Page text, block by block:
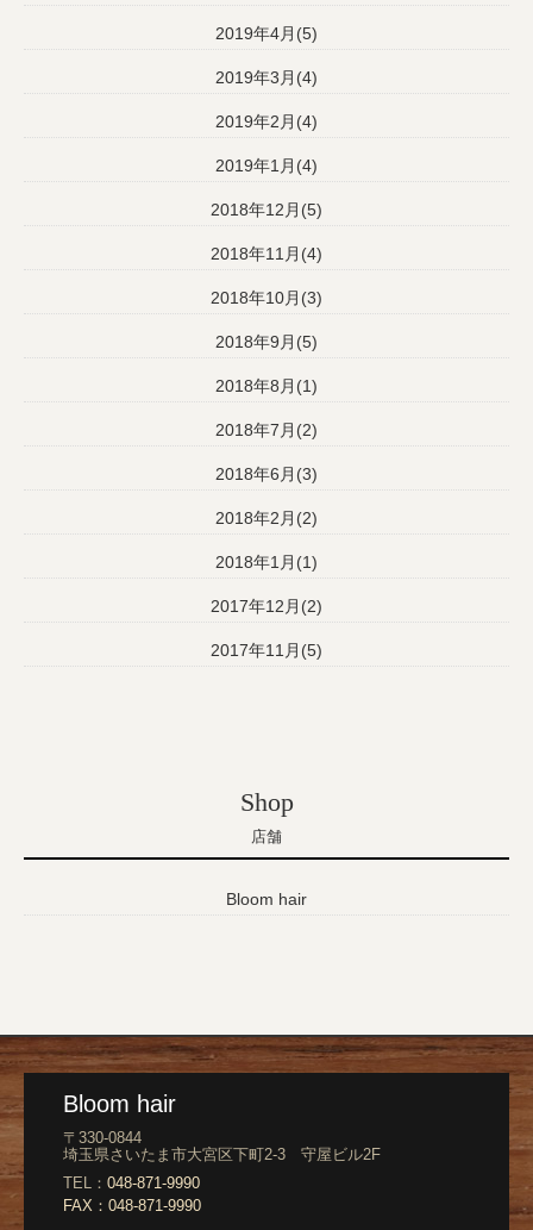
2019年4月(5)
2019年3月(4)
2019年2月(4)
2019年1月(4)
2018年12月(5)
2018年11月(4)
2018年10月(3)
2018年9月(5)
2018年8月(1)
2018年7月(2)
2018年6月(3)
2018年2月(2)
2018年1月(1)
2017年12月(2)
2017年11月(5)
Shop
店舗
Bloom hair
Bloom hair
〒330-0844
埼玉県さいたま市大宮区下町2-3 守屋ビル2F
TEL： 048-871-9990
FAX： 048-871-9990